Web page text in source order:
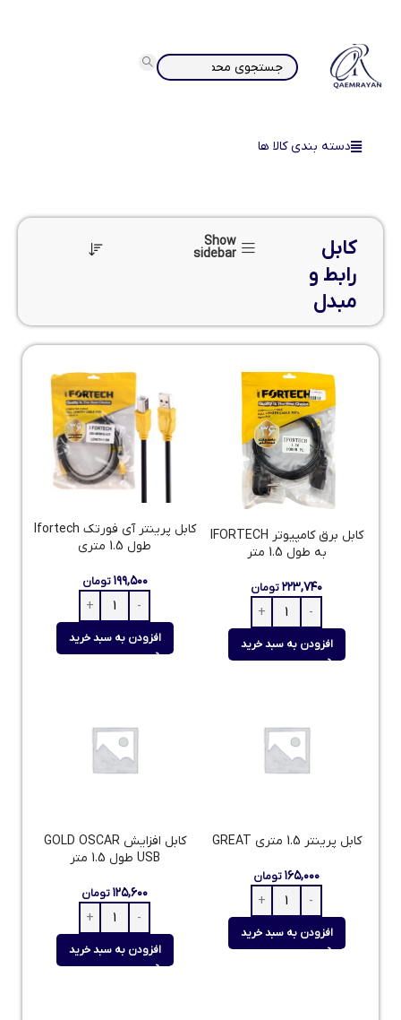
دسته بندی کالا ها
کابل
رابط و
مبدل
Show
sidebar
کابل برق کامپیوتر IFORTECH
به طول 1.5 متر
۲۲۳,۷۴۰تومان
افزودن به سبد خرید
کابل پرینتر آی فورتک Ifortech
طول 1.5 متری
۱۹۹,۵۰۰ تومان
افزودن به سبد خرید
کابل پرینتر 1.5 متری GREAT
۱۶۵,۰۰۰تومان
افزودن به سبد خرید
کابل افزایش GOLD OSCAR
USB طول 1.5 متر
۱۲۵,۶۰۰تومان
افزودن به سبد خرید